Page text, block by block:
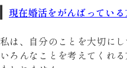
現在婚活をがんばってい
私は、自分のことを大切に
いろんなことを考えてくれ